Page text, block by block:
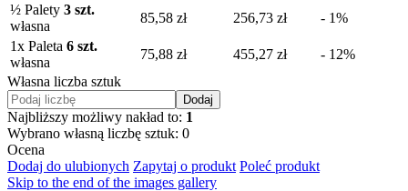
½ Palety 3 szt.
własna
85,58 zł 256,73 zł
- 1%
1x Paleta 6 szt.
własna
75,88 zł 455,27 zł
- 12%
Własna liczba sztuk
Dodaj
Najbliższy możliwy nakład to: 1
Wybrano własną liczbę sztuk: 0
Ocena
Dodaj do ulubionych Zapytaj o produkt Poleć produkt
Skip to the end of the images gallery